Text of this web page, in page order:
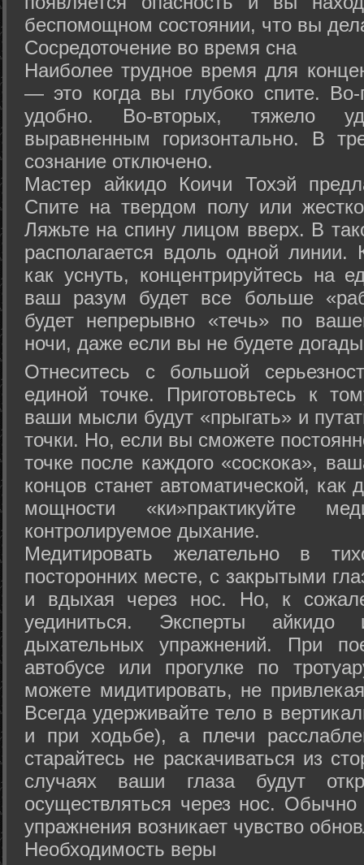
беспомощном состоянии, что вы
Сосредоточение во время сна
Наиболее трудное время для
— это когда вы глубоко спите.
удобно. Во-вторых, тяжело
выравненным горизонтально. В
сознание отключено.
Мастер айкидо Коичи Тохэй
Спите на твердом полу или
Ляжьте на спину лицом вверх. В
располагается вдоль одной
как уснуть, концентрируйтесь на
ваш разум будет все больше
будет непрерывно «течь» по
ночи, даже если вы не будете
Отнеситесь с большой
единой точке. Приготовьтесь к
ваши мысли будут «прыгать» и
точки. Но, если вы сможете
точке после каждого «соскока»,
концов станет автоматической,
мощности «ки»практикуйте
контролируемое дыхание.
Медитировать желательно в
посторонних месте, с закрытыми
и вдыхая через нос. Но, к
уединиться. Эксперты айкидо
дыхательных упражнений. При
автобусе или прогулке по
можете мидитировать, не
Всегда удерживайте тело в
и при ходьбе), а плечи
старайтесь не раскачиваться из
случаях ваши глаза будут
осуществляться через нос. Обычно
упражнения возникает чувство
Необходимость веры